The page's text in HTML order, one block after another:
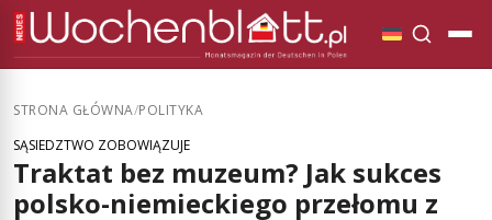
STRONA GŁÓWNA/POLITYKA
SĄSIEDZTWO ZOBOWIĄZUJE
Traktat bez muzeum? Jak sukces
polsko-niemieckiego przełomu z